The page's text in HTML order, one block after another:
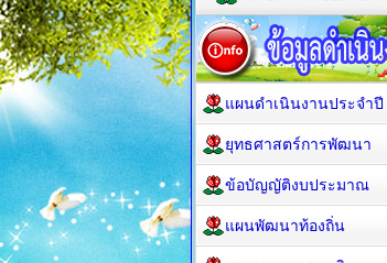
แผนดำเนินงานประจำปี
ยุทธศาสตร์การพัฒนา
ข้อบัญญัติงบประมาณ
แผนพัฒนาท้องถิ่น